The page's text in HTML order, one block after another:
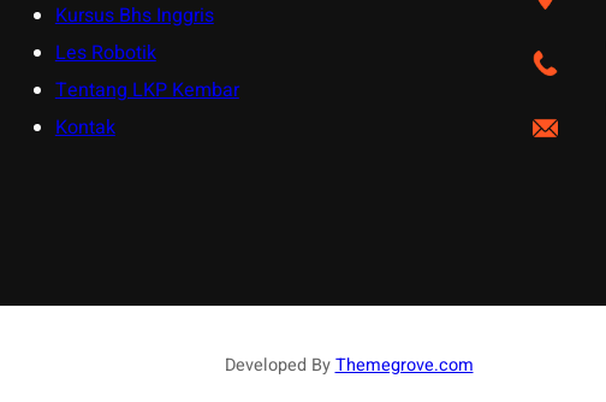
Kursus Bhs Inggris
Les Robotik
Tentang LKP Kembar
Kontak
Developed ByThemegrove.com